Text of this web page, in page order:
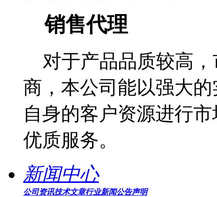
销售代理
对于产品品质较高，
商，本公司能以强大
自身的客户资源进行
优质服务。
新闻中心
公司资讯技术文章行业新闻公告声明